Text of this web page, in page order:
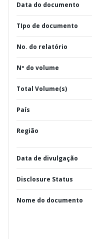
Data do documento
TIpo de documento
No. do relatório
Nº do volume
Total Volume(s)
País
Região
Data de divulgação
Disclosure Status
Nome do documento